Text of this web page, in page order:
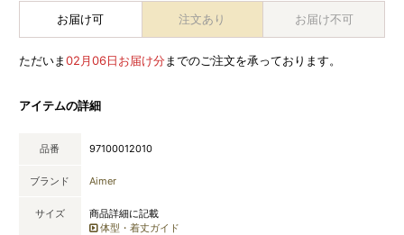
お届け可 注文あり お届け不可
ただいま02月06日お届け分までのご注文を承っております。
アイテムの詳細
品番 97100012010
ブランド Aimer
サイズ
商品詳細に記載
体型・着丈ガイド